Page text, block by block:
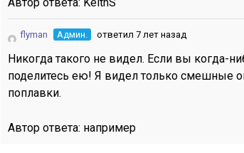
flyman Админ. ответил 7 лет назад
Никогда такого не видел. Если вы когда-
поделитесь ею! Я видел только смешные
поплавки.
Автор ответа: например